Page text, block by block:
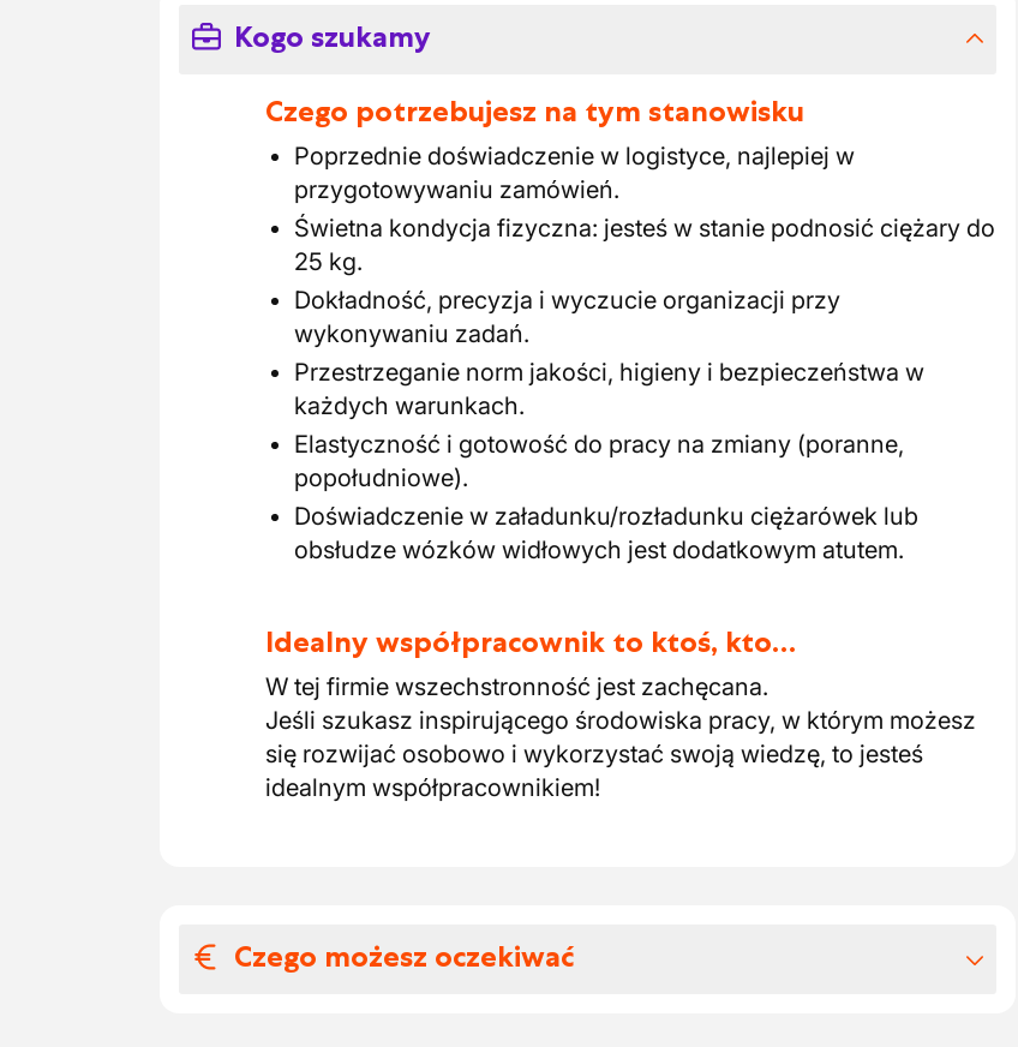
Kogo szukamy
Czego potrzebujesz na tym stanowisku
Poprzednie doświadczenie w logistyce, najlepiej w
przygotowywaniu zamówień.
Świetna kondycja fizyczna: jesteś w stanie podnosić ciężary do
25 kg.
Dokładność, precyzja i wyczucie organizacji przy
wykonywaniu zadań.
Przestrzeganie norm jakości, higieny i bezpieczeństwa w
każdych warunkach.
Elastyczność i gotowość do pracy na zmiany (poranne,
popołudniowe).
Doświadczenie w załadunku/rozładunku ciężarówek lub
obsłudze wózków widłowych jest dodatkowym atutem.
Idealny współpracownik to ktoś, kto…
W tej firmie wszechstronność jest zachęcana.
Jeśli szukasz inspirującego środowiska pracy, w którym możesz
się rozwijać osobowo i wykorzystać swoją wiedzę, to jesteś
idealnym współpracownikiem!
Czego możesz oczekiwać